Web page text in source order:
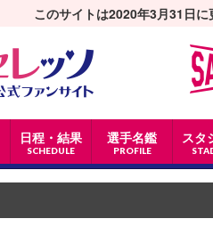
日程・結果
SCHEDULE
選手名鑑
PROFILE
スタ
このサイトは2020年3月31日に